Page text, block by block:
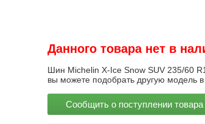
Данного товара нет в
Шин Michelin X-Ice Snow SUV 235/60
вы можете подобрать другую модель в
Сообщить о поступлении товара